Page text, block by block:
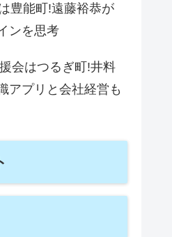
豊能町!遠藤裕恭が
ンを思考
会はつるぎ町!井料
アプリと会社経営も